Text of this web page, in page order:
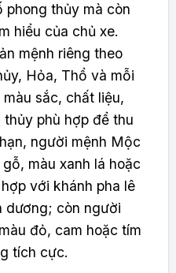
phong thủy mà còn
hiểu của chủ xe.
mệnh riêng theo
Hỏa, Thổ và mỗi
sắc, chất liệu,
phù hợp để thu
người mệnh Mộc
màu xanh lá hoặc
với khánh pha lê
dương; còn người
đỏ, cam hoặc tím
tích cực.